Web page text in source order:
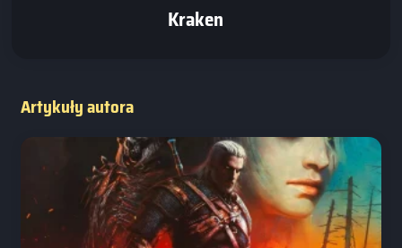
Kraken
Artykuły autora